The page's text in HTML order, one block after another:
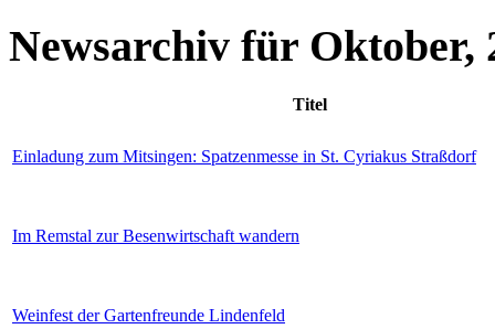
Newsarchiv für Oktober,
Titel
Einladung zum Mitsingen: Spatzenmesse in St. Cyriakus Straßdorf
Im Remstal zur Besenwirtschaft wandern
Weinfest der Gartenfreunde Lindenfeld